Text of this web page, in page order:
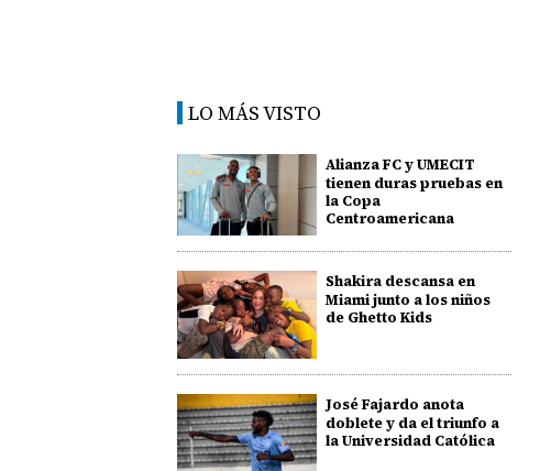
LO MÁS VISTO
Alianza FC y UMECIT
tienen duras pruebas en
la Copa
Centroamericana
Shakira descansa en
Miami junto a los niños
de Ghetto Kids
José Fajardo anota
doblete y da el triunfo a
la Universidad Católica